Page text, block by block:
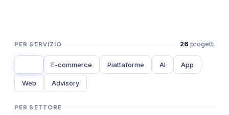
PER SERVIZIO 26 progetti
E-commerce Piattaforme AI App
Web Advisory
PER SETTORE